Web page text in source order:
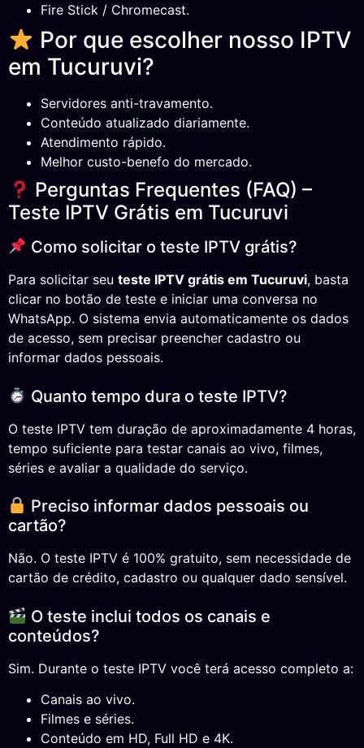
Fire Stick / Chromecast.
Por que escolher nosso IPTV
em Tucuruvi?
Servidores anti-travamento.
Conteúdo atualizado diariamente.
Atendimento rápido.
Melhor custo-benefo do mercado.
Perguntas Frequentes (FAQ) –
Teste IPTV Grátis em Tucuruvi
Como solicitar o teste IPTV grátis?
Para solicitar seu teste IPTV grátis em Tucuruvi, basta
clicar no botão de teste e iniciar uma conversa no
WhatsApp. O sistema envia automaticamente os dados
de acesso, sem precisar preencher cadastro ou
informar dados pessoais.
Quanto tempo dura o teste IPTV?
O teste IPTV tem duração de aproximadamente 4 horas,
tempo suficiente para testar canais ao vivo, filmes,
séries e avaliar a qualidade do serviço.
Preciso informar dados pessoais ou
cartão?
Não. O teste IPTV é 100% gratuito, sem necessidade de
cartão de crédito, cadastro ou qualquer dado sensível.
O teste inclui todos os canais e
conteúdos?
Sim. Durante o teste IPTV você terá acesso completo a:
Canais ao vivo.
Filmes e séries.
Conteúdo em HD, Full HD e 4K.